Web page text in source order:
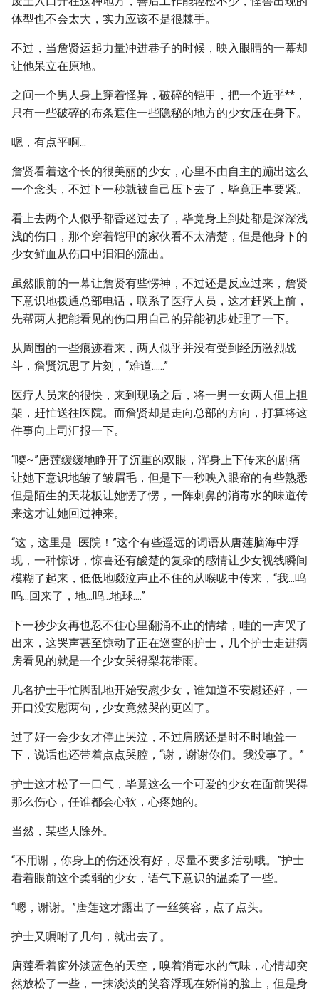
体型也不会太大，实力应该不是很棘手。
不过，当詹贤运起力量冲进巷子的时候，映入眼睛的一幕却
让他呆立在原地。
之间一个男人身上穿着怪异，破碎的铠甲，把一个近乎**，
只有一些破碎的布条遮住一些隐秘的地方的少女压在身下。
嗯，有点平啊...
詹贤看着这个长的很美丽的少女，心里不由自主的蹦出这么
一个念头，不过下一秒就被自己压下去了，毕竟正事要紧。
看上去两个人似乎都昏迷过去了，毕竟身上到处都是深深浅
浅的伤口，那个穿着铠甲的家伙看不太清楚，但是他身下的
少女鲜血从伤口中汩汩的流出。
虽然眼前的一幕让詹贤有些愣神，不过还是反应过来，詹贤
下意识地拨通总部电话，联系了医疗人员，这才赶紧上前，
先帮两人把能看见的伤口用自己的异能初步处理了一下。
从周围的一些痕迹看来，两人似乎并没有受到经历激烈战
斗，詹贤沉思了片刻，“难道......”
医疗人员来的很快，来到现场之后，将一男一女两人但上担
架，赶忙送往医院。而詹贤却是走向总部的方向，打算将这
件事向上司汇报一下。
“嘤~”唐莲缓缓地睁开了沉重的双眼，浑身上下传来的剧痛
让她下意识地皱了皱眉毛，但是下一秒映入眼帘的有些熟悉
但是陌生的天花板让她愣了愣，一阵刺鼻的消毒水的味道传
来这才让她回过神来。
“这，这里是...医院！”这个有些遥远的词语从唐莲脑海中浮
现，一种惊讶，惊喜还有酸楚的复杂的感情让少女视线瞬间
模糊了起来，低低地啜泣声止不住的从喉咙中传来，“我...呜
呜...回来了，地...呜...地球....”
下一秒少女再也忍不住心里翻涌不止的情绪，哇的一声哭了
出来，这哭声甚至惊动了正在巡查的护士，几个护士走进病
房看见的就是一个少女哭得梨花带雨。
几名护士手忙脚乱地开始安慰少女，谁知道不安慰还好，一
开口没安慰两句，少女竟然哭的更凶了。
过了好一会少女才停止哭泣，不过肩膀还是时不时地耸一
下，说话也还带着点点哭腔，“谢，谢谢你们。我没事了。”
护士这才松了一口气，毕竟这么一个可爱的少女在面前哭得
那么伤心，任谁都会心软，心疼她的。
当然，某些人除外。
“不用谢，你身上的伤还没有好，尽量不要多活动哦。”护士
看着眼前这个柔弱的少女，语气下意识的温柔了一些。
“嗯，谢谢。”唐莲这才露出了一丝笑容，点了点头。
护士又嘱咐了几句，就出去了。
唐莲看着窗外淡蓝色的天空，嗅着消毒水的气味，心情却突
然放松了一些，一抹淡淡的笑容浮现在娇俏的脸上，但是身